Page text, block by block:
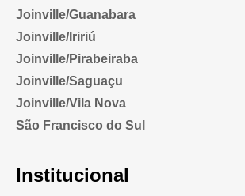
Joinville/Guanabara
Joinville/Iririú
Joinville/Pirabeiraba
Joinville/Saguaçu
Joinville/Vila Nova
São Francisco do Sul
Institucional